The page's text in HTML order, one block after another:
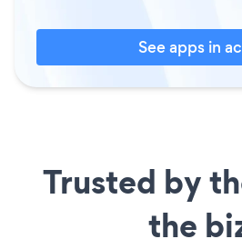
See apps in
Trusted by
the